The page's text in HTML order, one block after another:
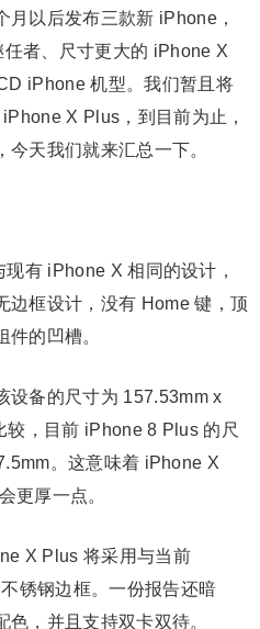
月以后发布三款新 iPhone，
者、尺寸更大的 iPhone X
iPhone 机型。我们暂且将
X Plus，到目前为止，
天我们就来汇总一下。
有 iPhone X 相同的设计，
边框设计，没有 Home 键，顶
的凹槽。
设备的尺寸为 157.53mm x
，目前 iPhone 8 Plus 的尺
。这意味着 iPhone X
更厚一点。
X Plus 将采用与当前
锈钢边框。一份报告还暗
，并且支持双卡双待。